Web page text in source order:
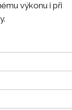
výkonu i při